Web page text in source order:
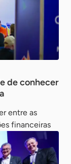
de conhecer
entre as
financeiras